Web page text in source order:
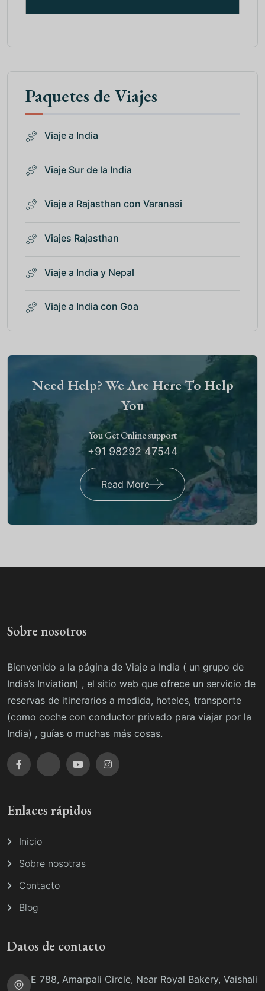
Paquetes de Viajes
Viaje a India
Viaje Sur de la India
Viaje a Rajasthan con Varanasi
Viajes Rajasthan
Viaje a India y Nepal
Viaje a India con Goa
Need Help? We Are Here To Help
You
You Get Online support
+91 98292 47544
Read More
Sobre nosotros
Bienvenido a la página de Viaje a India ( un grupo de
India’s Inviation) , el sitio web que ofrece un servicio de
reservas de itinerarios a medida, hoteles, transporte
(como coche con conductor privado para viajar por la
India) , guías o muchas más cosas.
Enlaces rápidos
Inicio
Sobre nosotras
Contacto
Blog
Datos de contacto
E 788, Amarpali Circle, Near Royal Bakery, Vaishali